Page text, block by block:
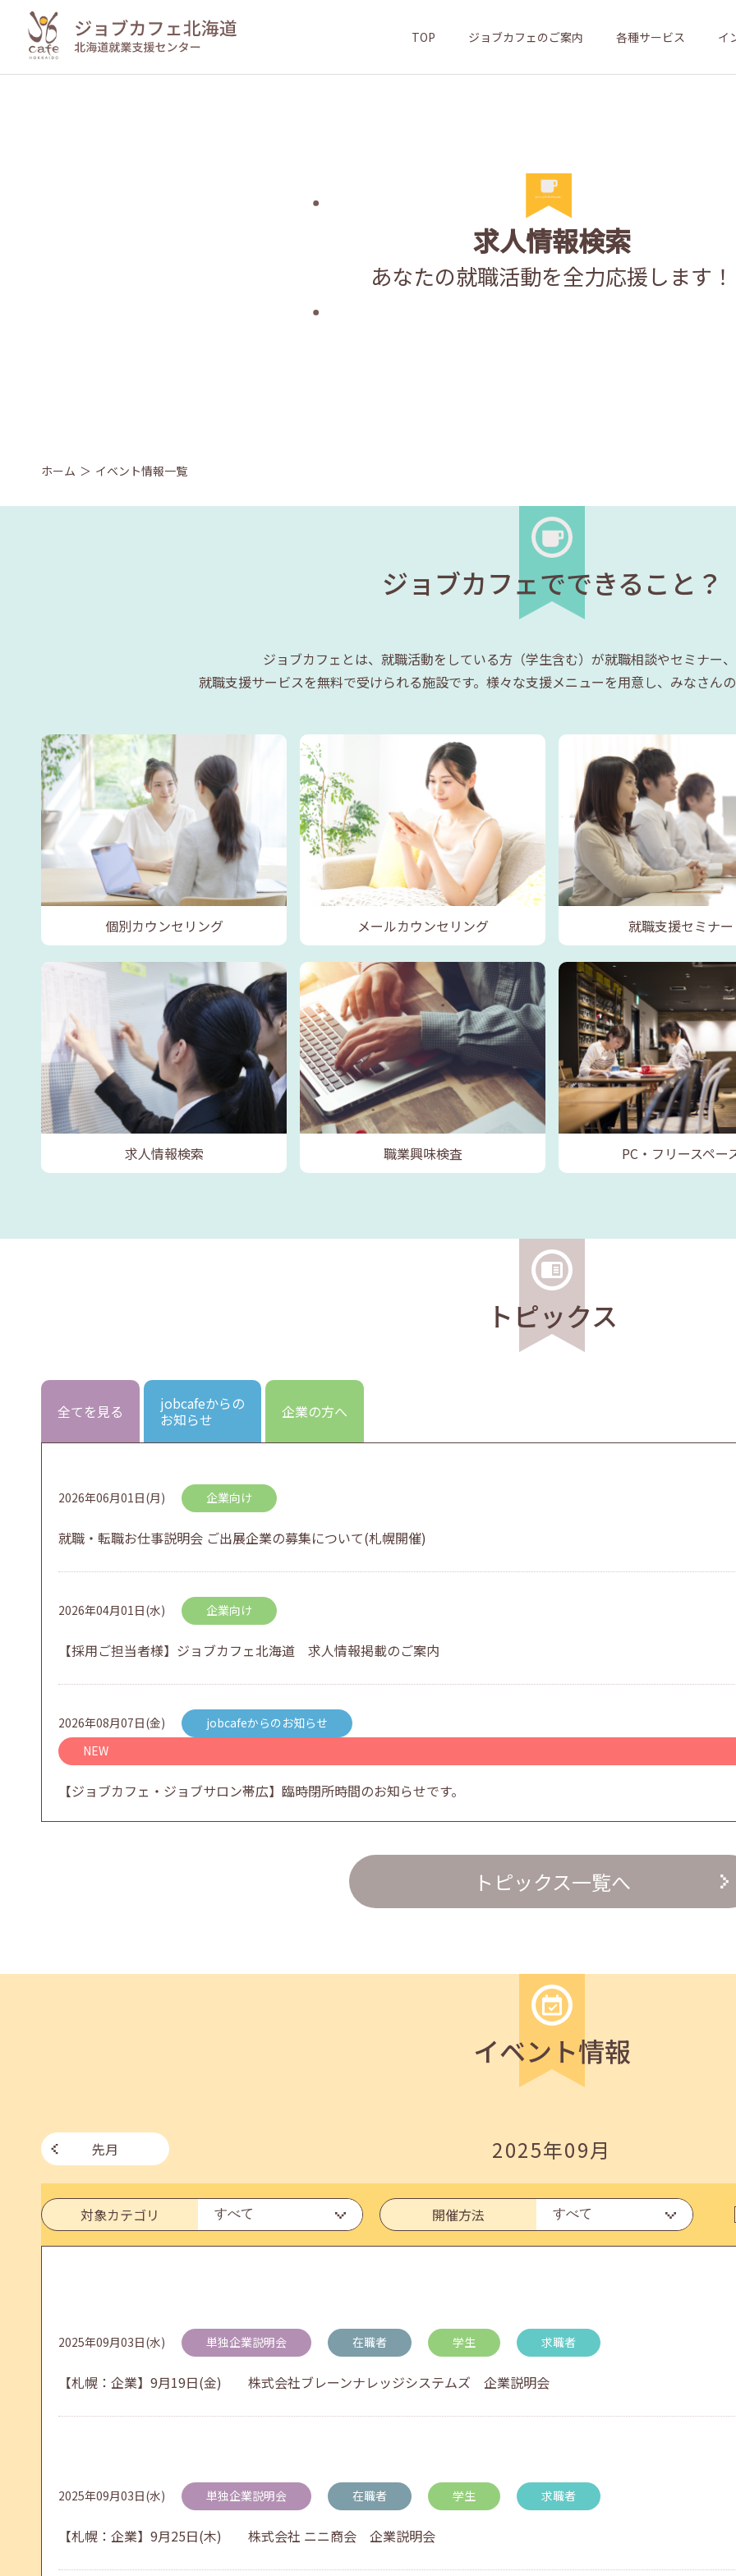
TOP ジョブカフェのご案内 各種サービス イ
求人情報検索
あなたの就職活動を全力応援します！
ホーム イベント情報一覧
ジョブカフェでできること？
ジョブカフェとは、就職活動をしている方（学生含む）が就職相談やセミナー
就職支援サービスを無料で受けられる施設です。様々な支援メニューを用意し、みなさん
個別カウンセリング メールカウンセリング 就職支援セミナー
求人情報検索 職業興味検査 PC・フリースペー
トピックス
全てを見る
jobcafeからの
お知らせ
企業の方へ
2026年06月01日(月) 企業向け
就職・転職お仕事説明会 ご出展企業の募集について(札幌開催)
2026年04月01日(水) 企業向け
【採用ご担当者様】ジョブカフェ北海道 求人情報掲載のご案内
2026年08月07日(金)
jobcafeからのお知らせ
NEW
【ジョブカフェ・ジョブサロン帯広】臨時閉所時間のお知らせです。
2026年07月01日(水) 企業向け
企業様向けセミナー「現場を巻き込む！人事のための『越境人材育成』３ステップ」
7月のセミナー情報を公開いたしました。
2026年06月03日(水) jobcafeからのお知らせ
6月のセミナー情報を公開いたしました。
2026年04月25日(土) jobcafeからのお知らせ
トピックス一覧へ
イベント情報
先月 2025年09月
対象カテゴリ 開催方法
2025年09月03日(水) 単独企業説明会 在職者 学生 求職者
【札幌：企業】9月19日(金) 株式会社ブレーンナレッジシステムズ 企業説明会
2025年09月03日(水) 単独企業説明会 在職者 学生 求職者
【札幌：企業】9月25日(木) 株式会社 ニニ商会 企業説明会